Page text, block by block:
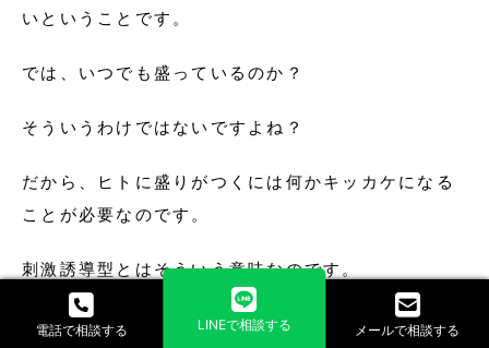
いということです。
では、いつでも盛っているのか？
そういうわけではないですよね？
だから、ヒトに盛りがつくには何かキッカケになる
ことが必要なのです。
刺激誘導型とはそういう意味なのです。
「何か性的なことを連想させるものを見る」
電話で相談する LINEで相談する メールで相談する